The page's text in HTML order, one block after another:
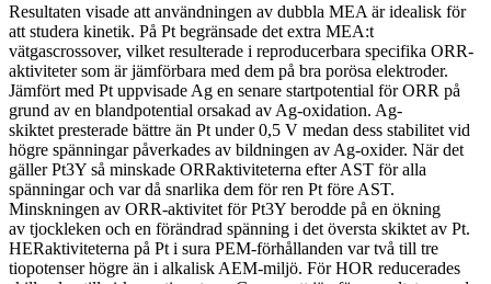
Resultaten visade att användningen av dubbla MEA är idealisk för
att studera kinetik. På Pt begränsade det extra MEA:t
vätgascrossover, vilket resulterade i reproducerbara specifika ORR-
aktiviteter som är jämförbara med dem på bra porösa elektroder.
Jämfört med Pt uppvisade Ag en senare startpotential för ORR på
grund av en blandpotential orsakad av Ag-oxidation. Ag-
skiktet presterade bättre än Pt under 0,5 V medan dess stabilitet vid
högre spänningar påverkades av bildningen av Ag-oxider. När det
gäller Pt3Y så minskade ORRaktiviteterna efter AST för alla
spänningar och var då snarlika dem för ren Pt före AST.
Minskningen av ORR-aktivitet för Pt3Y berodde på en ökning
av tjockleken och en förändrad spänning i det översta skiktet av Pt.
HERaktiviteterna på Pt i sura PEM-förhållanden var två till tre
tiopotenser högre än i alkalisk AEM-miljö. För HOR reducerades